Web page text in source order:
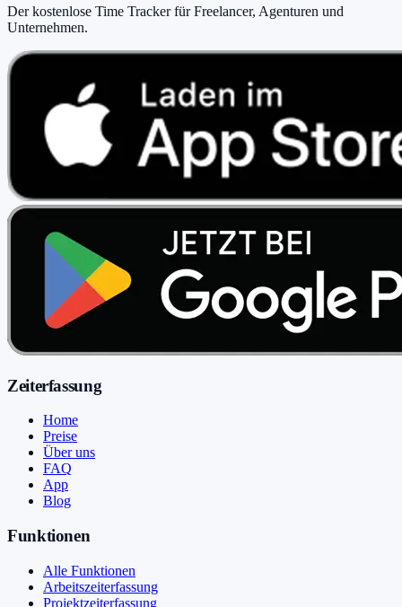
Der kostenlose Time Tracker für Freelancer, Agenturen und
Unternehmen.
Zeiterfassung
Home
Preise
Über uns
FAQ
App
Blog
Funktionen
Alle Funktionen
Arbeitszeiterfassung
Projektzeiterfassung